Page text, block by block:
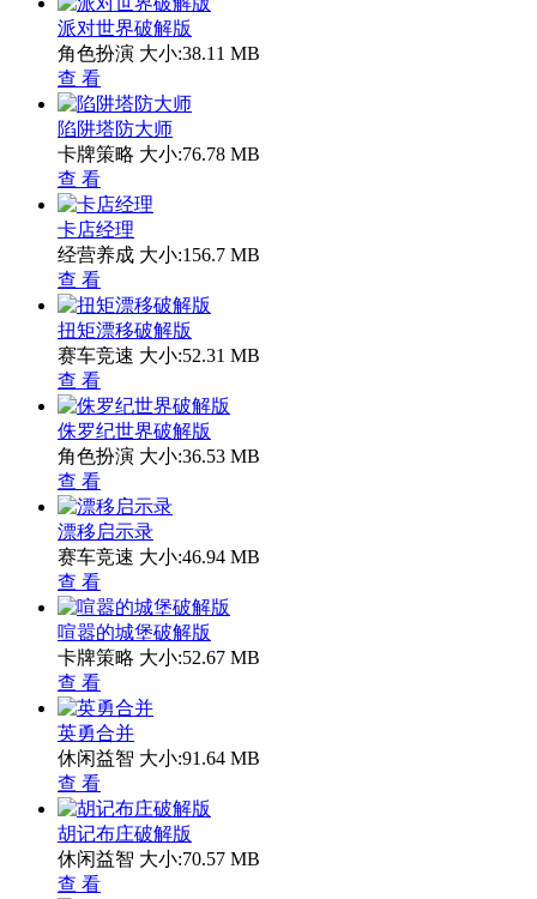
派对世界破解版
角色扮演 大小:38.11 MB
查 看
陷阱塔防大师
卡牌策略 大小:76.78 MB
查 看
卡店经理
经营养成 大小:156.7 MB
查 看
扭矩漂移破解版
赛车竞速 大小:52.31 MB
查 看
侏罗纪世界破解版
角色扮演 大小:36.53 MB
查 看
漂移启示录
赛车竞速 大小:46.94 MB
查 看
喧嚣的城堡破解版
卡牌策略 大小:52.67 MB
查 看
英勇合并
休闲益智 大小:91.64 MB
查 看
胡记布庄破解版
休闲益智 大小:70.57 MB
查 看